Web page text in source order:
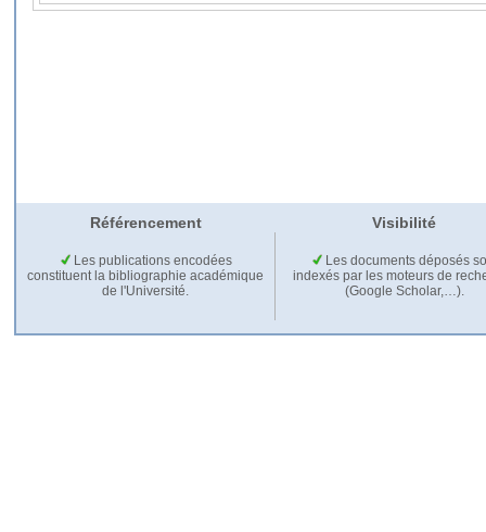
Référencement Visibilité
Les publications encodées
constituent la bibliographie académique
de l'Université.
Les documents déposés
indexés par les moteurs de
(Google Scholar,…).